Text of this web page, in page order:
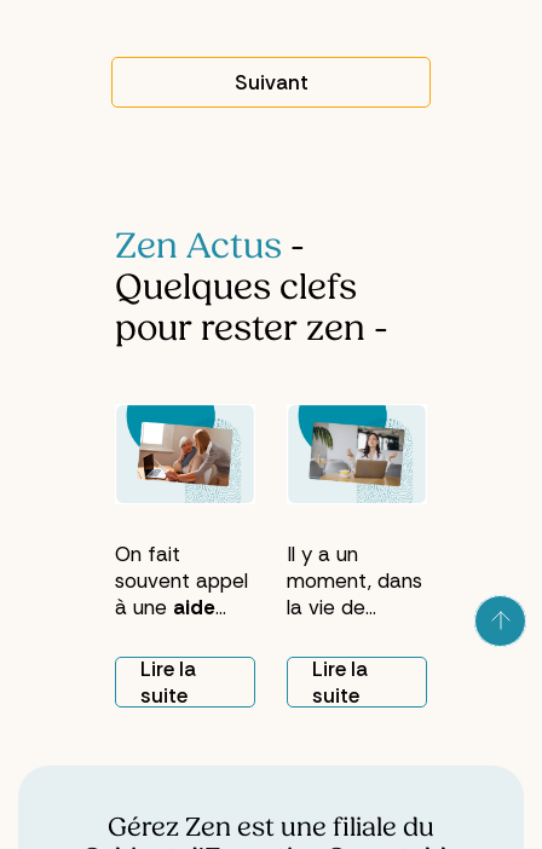
Article suivant :
Suivant
Zen Actus -
Quelques clefs
pour rester zen -
On fait
souvent appel
à une aide
à domicile
pour régler un
problème
relance qui
Lire la
suite
Il y a un
moment, dans
la vie de
gens, où le
courrier
s'accumule sur
Par manque
Lire la
suite
Gérez Zen est une filiale du